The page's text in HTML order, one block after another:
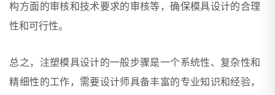
构方面的审核和技术要求的审核等，确保模具设计的合理
性和可行性。
总之，注塑模具设计的一般步骤是一个系统性、复杂性和
精细性的工作，需要设计师具备丰富的专业知识和经验，